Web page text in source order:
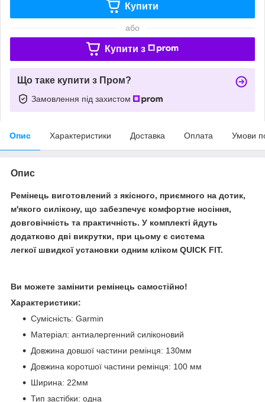
Купити
або
Купити з
Що таке купити з Пром?
Замовлення під захистом
Опис Характеристики Доставка Оплата Умови
Опис
Ремінець виготовлений з якісного, приємного на дотик,
м'якого силікону, що забезпечує комфортне носіння,
довговічність та практичність. У комплекті йдуть
додатково дві викрутки, при цьому є система
легкої швидкої установки одним кліком QUICK FIT.
Ви можете замінити ремінець самостійно!
Характеристики:
Сумісність: Garmin
Матеріал: антиалергенний силіконовий
Довжина довшої частини ремінця: 130мм
Довжина коротшої частини ремінця: 100 мм
Ширина: 22мм
Тип застібки: одна